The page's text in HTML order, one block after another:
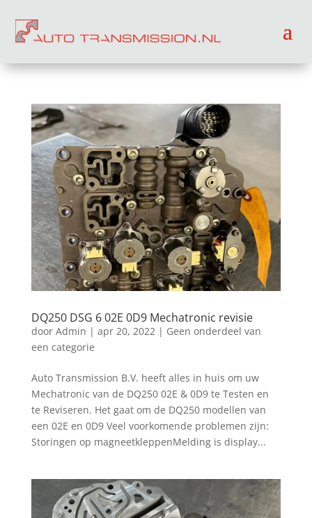
DQ250 DSG 6 02E 0D9 Mechatronic revisie
door Admin | apr 20, 2022 | Geen onderdeel van
een categorie
Auto Transmission B.V. heeft alles in huis om uw
Mechatronic van de DQ250 02E & 0D9 te Testen en
te Reviseren. Het gaat om de DQ250 modellen van
een 02E en 0D9 Veel voorkomende problemen zijn:
Storingen op magneetkleppenMelding is display...